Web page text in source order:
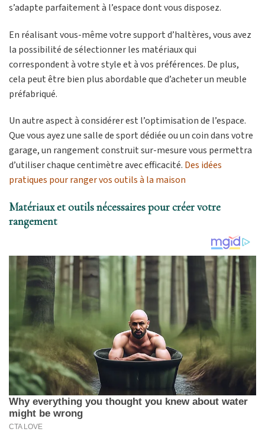
s’adapte parfaitement à l’espace dont vous disposez.
En réalisant vous-même votre support d’haltères, vous avez
la possibilité de sélectionner les matériaux qui
correspondent à votre style et à vos préférences. De plus,
cela peut être bien plus abordable que d’acheter un meuble
préfabriqué.
Un autre aspect à considérer est l’optimisation de l’espace.
Que vous ayez une salle de sport dédiée ou un coin dans votre
garage, un rangement construit sur-mesure vous permettra
d’utiliser chaque centimètre avec efficacité. Des idées
pratiques pour ranger vos outils à la maison
Matériaux et outils nécessaires pour créer votre
rangement